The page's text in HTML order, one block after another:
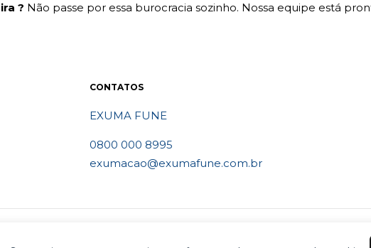
? Não passe por essa burocracia sozinho. Nossa equipe está
CONTATOS
EXUMA FUNE
0800 000 8995
exumacao@exumafune.com.br